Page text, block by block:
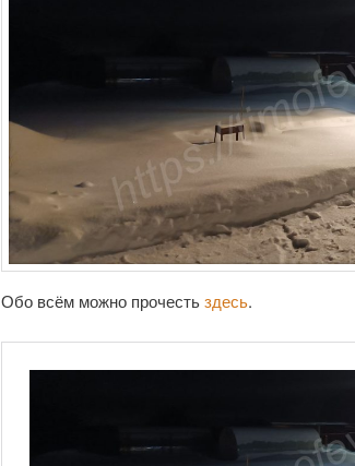
Обо всём можно прочестьздесь.